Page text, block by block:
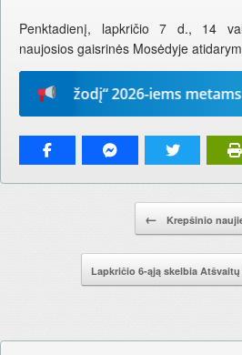
Penktadienį, lapkričio 7 d., 14
naujosios gaisrinės Mosėdyje
žodį“ 2026-iems metams.
← Krepšinio
Lapkričio 6-ąją skelbia